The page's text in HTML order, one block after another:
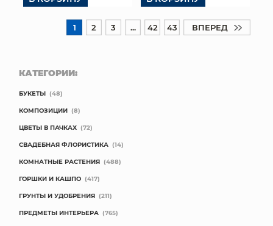
1 2 3 ... 42 43 ВПЕРЕД
КАТЕГОРИИ:
БУКЕТЫ (48)
КОМПОЗИЦИИ (8)
ЦВЕТЫ В ПАЧКАХ (72)
СВАДЕБНАЯ ФЛОРИСТИКА (14)
КОМНАТНЫЕ РАСТЕНИЯ (488)
ГОРШКИ И КАШПО (417)
ГРУНТЫ И УДОБРЕНИЯ (211)
ПРЕДМЕТЫ ИНТЕРЬЕРА (765)